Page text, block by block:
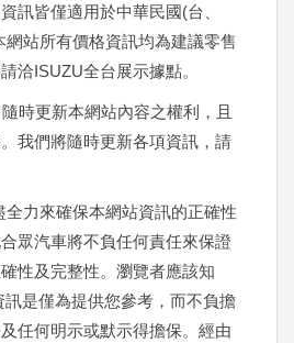
訊皆僅適用於中華民國(台、
站所有價格資訊均為建議零售
洽ISUZU全台展示據點。
時更新本網站內容之權利，且
我們將隨時更新各項資訊，請
全力來確保本網站資訊的正確性
眾汽車將不負任何責任來保證
性及完整性。瀏覽者應該知
是僅為提供您參考，而不負擔
任何明示或默示得擔保。經由